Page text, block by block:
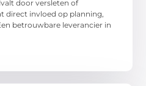
door versleten of
direct invloed op planning,
betrouwbare leverancier in